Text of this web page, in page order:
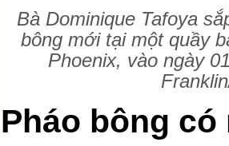
Bà Dominique Tafoya
bông mới tại một quầy
Phoenix, vào ngày
Pháo bông